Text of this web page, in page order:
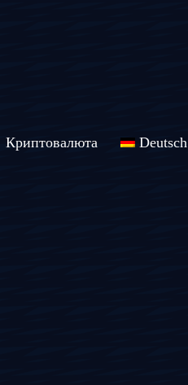
Криптовалюта Deutsch